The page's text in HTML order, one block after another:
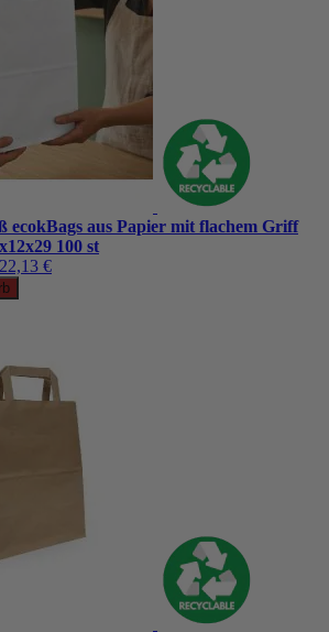
ecokBags aus Papier mit flachem Griff
100 st
22,13 €